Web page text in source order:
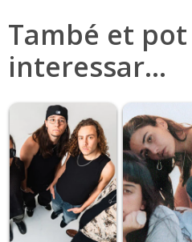
També et pot
interessar…